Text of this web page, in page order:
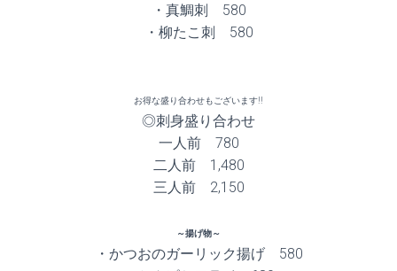
・真鯛刺 580
・柳たこ刺 580
お得な盛り合わせもございます!!
◎刺身盛り合わせ
一人前 780
二人前 1,480
三人前 2,150
～揚げ物～
・かつおのガーリック揚げ 580